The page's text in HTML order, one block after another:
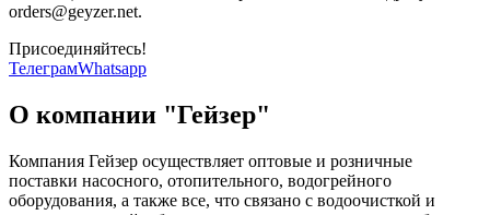
orders@geyzer.net.
Присоединяйтесь!
ТелеграмWhatsapp
О компании "Гейзер"
Компания Гейзер осуществляет оптовые и розничные
поставки насосного, отопительного, водогрейного
оборудования, а также все, что связано с водоочисткой и